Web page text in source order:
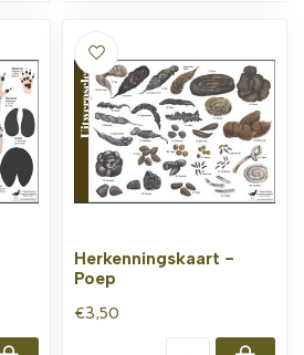
Herkenningskaart -
Poep
€3,50